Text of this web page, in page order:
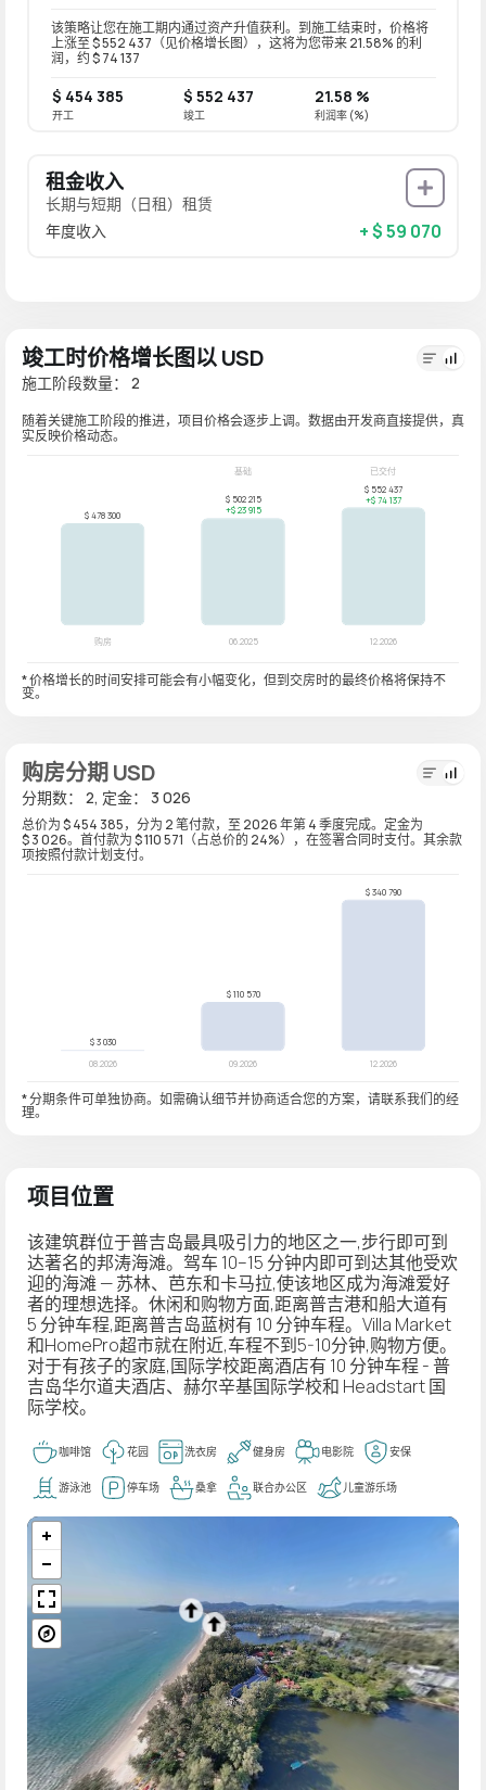
该策略让您在施工期内通过资产升值获利。到施工结束时，价格将
上涨至 $ 552 437（见价格增长图），这将为您带来 21.58% 的利
润，约 $ 74 137
$ 454 385
开工
$ 552 437
竣工
21.58 %
利润率 (%)
租金收入
长期与短期（日租）租赁
年度收入
+ $ 59 070
竣工时价格增长图以 USD
施工阶段数量： 2
随着关键施工阶段的推进，项目价格会逐步上调。数据由开发商直接提供，真
实反映价格动态。
* 价格增长的时间安排可能会有小幅变化，但到交房时的最终价格将保持不
变。
购房分期 USD
分期数： 2, 定金： 3 026
总价为 $ 454 385，分为 2 笔付款，至 2026 年第 4 季度完成。定金为
$ 3 026。首付款为 $ 110 571（占总价的 24%），在签署合同时支付。其余款
项按照付款计划支付。
* 分期条件可单独协商。如需确认细节并协商适合您的方案，请联系我们的经
理。
项目位置
该建筑群位于普吉岛最具吸引力的地区之一,步行即可到
达著名的邦涛海滩。驾车 10–15 分钟内即可到达其他受欢
迎的海滩 — 苏林、芭东和卡马拉,使该地区成为海滩爱好
者的理想选择。休闲和购物方面,距离普吉港和船大道有
5 分钟车程,距离普吉岛蓝树有 10 分钟车程。Villa Market
和HomePro超市就在附近,车程不到5-10分钟,购物方便。
对于有孩子的家庭,国际学校距离酒店有 10 分钟车程 - 普
吉岛华尔道夫酒店、赫尔辛基国际学校和 Headstart 国
际学校。
咖啡馆 花园 洗衣房 健身房 电影院 安保
游泳池 停车场 桑拿 联合办公区 儿童游乐场